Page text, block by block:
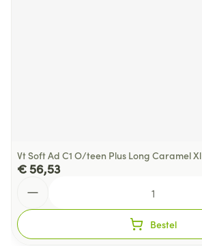
Vt Soft Ad C1 O/teen Plus Long Caramel Xl
€ 56,53
Bestel